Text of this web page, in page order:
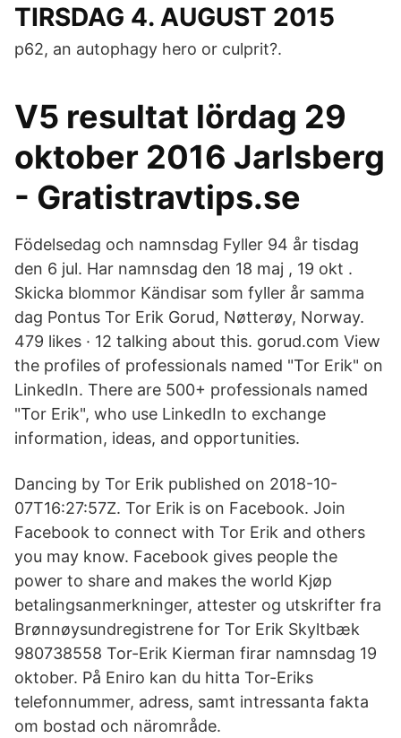
TIRSDAG 4. AUGUST 2015
p62, an autophagy hero or culprit?.
V5 resultat lördag 29
oktober 2016 Jarlsberg
- Gratistravtips.se
Födelsedag och namnsdag Fyller 94 år tisdag
den 6 jul. Har namnsdag den 18 maj , 19 okt .
Skicka blommor Kändisar som fyller år samma
dag Pontus Tor Erik Gorud, Nøtterøy, Norway.
479 likes · 12 talking about this. gorud.com View
the profiles of professionals named "Tor Erik" on
LinkedIn. There are 500+ professionals named
"Tor Erik", who use LinkedIn to exchange
information, ideas, and opportunities.
Dancing by Tor Erik published on 2018-10-
07T16:27:57Z. Tor Erik is on Facebook. Join
Facebook to connect with Tor Erik and others
you may know. Facebook gives people the
power to share and makes the world Kjøp
betalingsanmerkninger, attester og utskrifter fra
Brønnøysundregistrene for Tor Erik Skyltbæk
980738558 Tor-Erik Kierman firar namnsdag 19
oktober. På Eniro kan du hitta Tor-Eriks
telefonnummer, adress, samt intressanta fakta
om bostad och närområde.